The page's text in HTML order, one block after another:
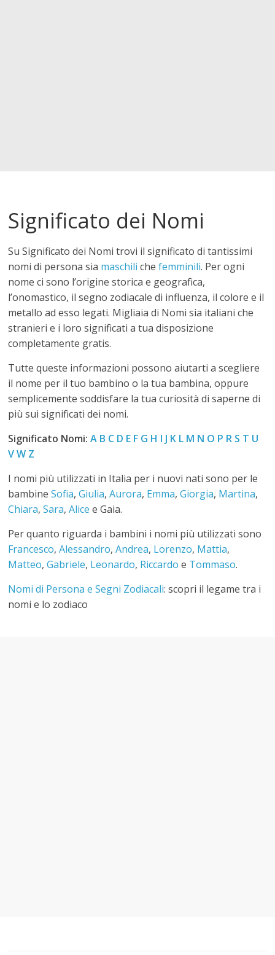
e
i
N
o
m
i
Significato dei Nomi
Su Significato dei Nomi trovi il significato di tantissimi
nomi di persona sia maschili chefemminili. Per ogni
nome ci sono l’origine storica e geografica,
l’onomastico, il segno zodiacale di influenza, il colore e il
metallo ad esso legati. Migliaia di Nomi sia italiani che
stranieri e i loro significati a tua disposizione
completamente gratis.
Tutte queste informazioni possono aiutarti a scegliere
il nome per il tuo bambino o la tua bambina, oppure
semplicemente soddisfare la tua curiosità di saperne di
più sui significati dei nomi.
Significato Nomi:A B C D E F G H I J K L M N O P R S T U
V W Z
I nomi più utilizzati in Italia per i nuovi nati sono per le
bambineSofia,Giulia,Aurora, Emma,Giorgia, Martina,
Chiara,Sara,Alice e Gaia.
Per quanto riguarda i bambini i nomi più utilizzati sono
Francesco,Alessandro,Andrea, Lorenzo, Mattia,
Matteo,Gabriele, Leonardo, Riccardo e Tommaso.
Nomi di Persona e Segni Zodiacali: scopri il legame tra i
nomi e lo zodiaco